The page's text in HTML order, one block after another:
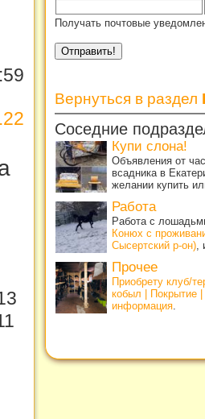
Получать почтовые
Вернуться в раздел
Соседние
Купи слона!
Объявления от
всадника в
желании купить
Работа
Работа с
Конюх с
Сысертский р-он)
Прочее
Приобрету клуб/
кобыл | Покрытие
информация